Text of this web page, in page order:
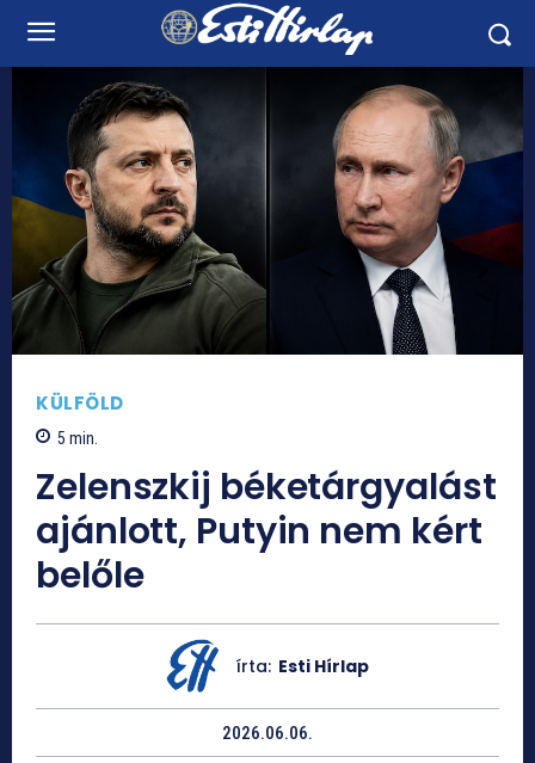
KÜLFÖLD
5 min.
Zelenszkij béketárgyalást
ajánlott, Putyin nem kért
belőle
írta: Esti Hírlap
2026.06.06.